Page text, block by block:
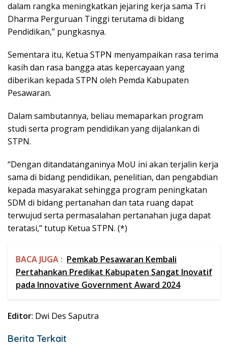
dalam rangka meningkatkan jejaring kerja sama Tri
Dharma Perguruan Tinggi terutama di bidang
Pendidikan,” pungkasnya.
Sementara itu, Ketua STPN menyampaikan rasa terima
kasih dan rasa bangga atas kepercayaan yang
diberikan kepada STPN oleh Pemda Kabupaten
Pesawaran.
Dalam sambutannya, beliau memaparkan program
studi serta program pendidikan yang dijalankan di
STPN.
“Dengan ditandatanganinya MoU ini akan terjalin kerja
sama di bidang pendidikan, penelitian, dan pengabdian
kepada masyarakat sehingga program peningkatan
SDM di bidang pertanahan dan tata ruang dapat
terwujud serta permasalahan pertanahan juga dapat
teratasi,” tutup Ketua STPN. (*)
BACA JUGA : Pemkab Pesawaran Kembali
Pertahankan Predikat Kabupaten Sangat Inovatif
pada Innovative Government Award 2024
Editor: Dwi Des Saputra
Berita Terkait